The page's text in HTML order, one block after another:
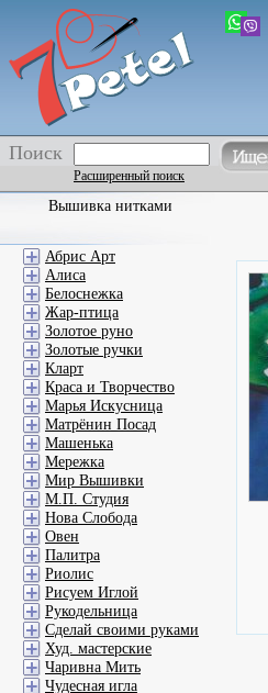
Поиск
Расширенный поиск
Вышивка нитками
Абрис Арт
Алиса
Белоснежка
Жар-птица
Золотое руно
Золотые ручки
Кларт
Краса и Творчество
Марья Искусница
Матрёнин Посад
Машенька
Мережка
Мир Вышивки
М.П. Студия
Нова Слобода
Овен
Палитра
Риолис
Рисуем Иглой
Рукодельница
Сделай своими руками
Худ. мастерские
Чаривна Мить
Чудесная игла